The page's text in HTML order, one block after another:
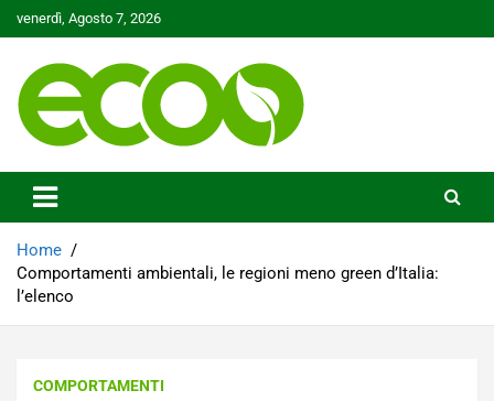
to
venerdì, Agosto 7, 2026
Ecoo.it
Home
Comportamenti ambientali, le regioni meno green d’Italia:
l’elenco
COMPORTAMENTI